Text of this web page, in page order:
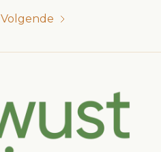
Volgende